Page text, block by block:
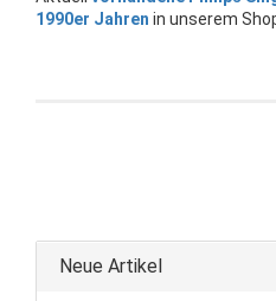
1990er Jahren in unserem
Neue Artikel